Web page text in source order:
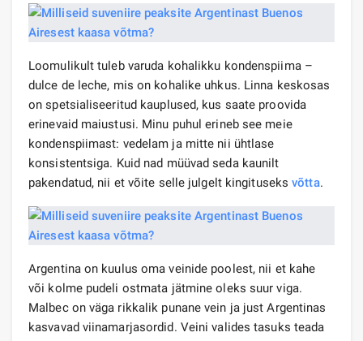
Loomulikult tuleb varuda kohalikku kondenspiima –
dulce de leche, mis on kohalike uhkus. Linna keskosas
on spetsialiseeritud kauplused, kus saate proovida
erinevaid maiustusi. Minu puhul erineb see meie
kondenspiimast: vedelam ja mitte nii ühtlase
konsistentsiga. Kuid nad müüvad seda kaunilt
pakendatud, nii et võite selle julgelt kingituseksvõtta.
Argentina on kuulus oma veinide poolest, nii et kahe
või kolme pudeli ostmata jätmine oleks suur viga.
Malbec on väga rikkalik punane vein ja just Argentinas
kasvavad viinamarjasordid. Veini valides tasuks teada